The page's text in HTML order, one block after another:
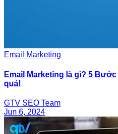
Email Marketing
Email Marketing là gì? 5
quả!
GTV SEO Team
Jun 6, 2024